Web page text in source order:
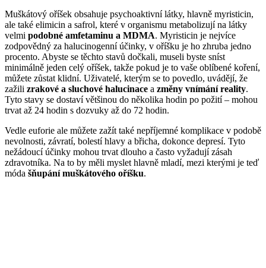
Muškátový oříšek obsahuje psychoaktivní látky, hlavně myristicin,
ale také elimicin a safrol, které v organismu metabolizují na látky
velmi podobné amfetaminu a MDMA. Myristicin je nejvíce
zodpovědný za halucinogenní účinky, v oříšku je ho zhruba jedno
procento. Abyste se těchto stavů dočkali, museli byste sníst
minimálně jeden celý oříšek, takže pokud je to vaše oblíbené koření,
můžete zůstat klidní. Uživatelé, kterým se to povedlo, uvádějí, že
zažili zrakové a sluchové halucinace a změny vnímání reality.
Tyto stavy se dostaví většinou do několika hodin po požití – mohou
trvat až 24 hodin s dozvuky až do 72 hodin.
Vedle euforie ale můžete zažít také nepříjemné komplikace v podobě
nevolnosti, závratí, bolestí hlavy a břicha, dokonce depresí. Tyto
nežádoucí účinky mohou trvat dlouho a často vyžadují zásah
zdravotníka. Na to by měli myslet hlavně mladí, mezi kterými je teď
móda šňupání muškátového oříšku.